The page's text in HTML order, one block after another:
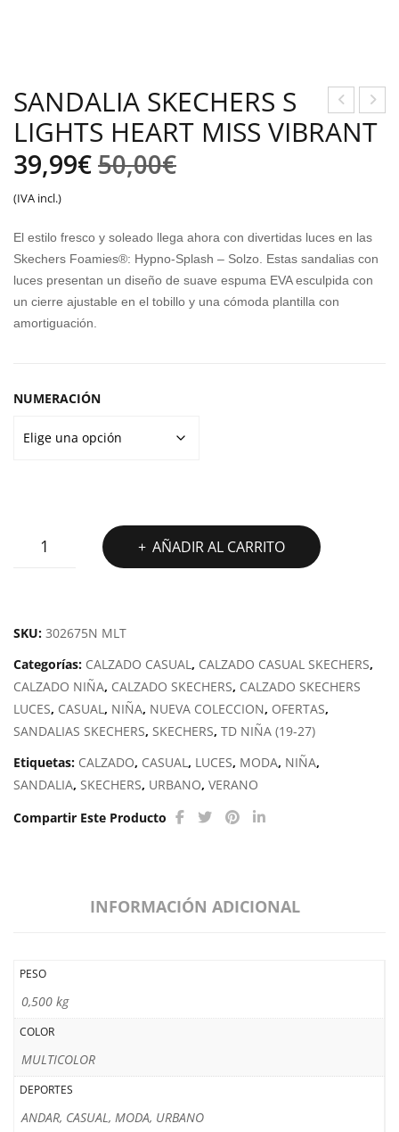
OC
LK
GR
AP
AN
LIG
SANDALIA SKECHERS S
LIGHTS HEART MISS VIBRANT
50,00€El
original
era:
50,00€.
39,99€
El
actual
es:
39,99€.
(IVA incl.)
El estilo fresco y soleado llega ahora con divertidas luces en las
Skechers Foamies®: Hypno-Splash – Solzo. Estas sandalias con
luces presentan un diseño de suave espuma EVA esculpida con
un cierre ajustable en el tobillo y una cómoda plantilla con
amortiguación.
NUMERACIÓN
SANDALIA
HEART
VIBRANT
cantidad
AÑADIR AL CARRITO
SKU: 302675N MLT
Categorías: CALZADO CASUAL, CALZADO CASUAL SKECHERS,
CALZADO NIÑA, CALZADO SKECHERS, CALZADO SKECHERS
LUCES, CASUAL, NIÑA, NUEVA COLECCION, OFERTAS,
SANDALIAS SKECHERS, SKECHERS, TD NIÑA (19-27)
Etiquetas: CALZADO, CASUAL, LUCES, MODA, NIÑA,
SANDALIA, SKECHERS, URBANO, VERANO
Compartir Este Producto
INFORMACIÓN ADICIONAL
PESO
0,500 kg
COLOR
MULTICOLOR
DEPORTES
ANDAR, CASUAL, MODA, URBANO